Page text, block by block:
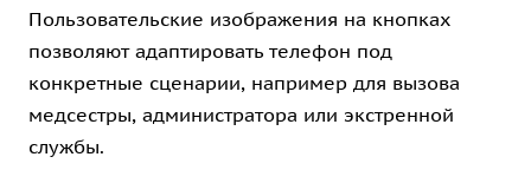
Пользовательские изображения на кнопках
позволяют адаптировать телефон под
конкретные сценарии, например для вызова
медсестры, администратора или экстренной
службы.